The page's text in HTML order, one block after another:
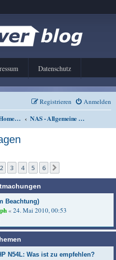
Datenschutz
Anmelden
Registrieren
Andere NAS/Home Server Lösungen NAS - Allgemeine Fragen
2 3 4 5 6
Beachtung)
« 24. Mai 2010, 00:53
N54L: Was ist zu empfehlen?